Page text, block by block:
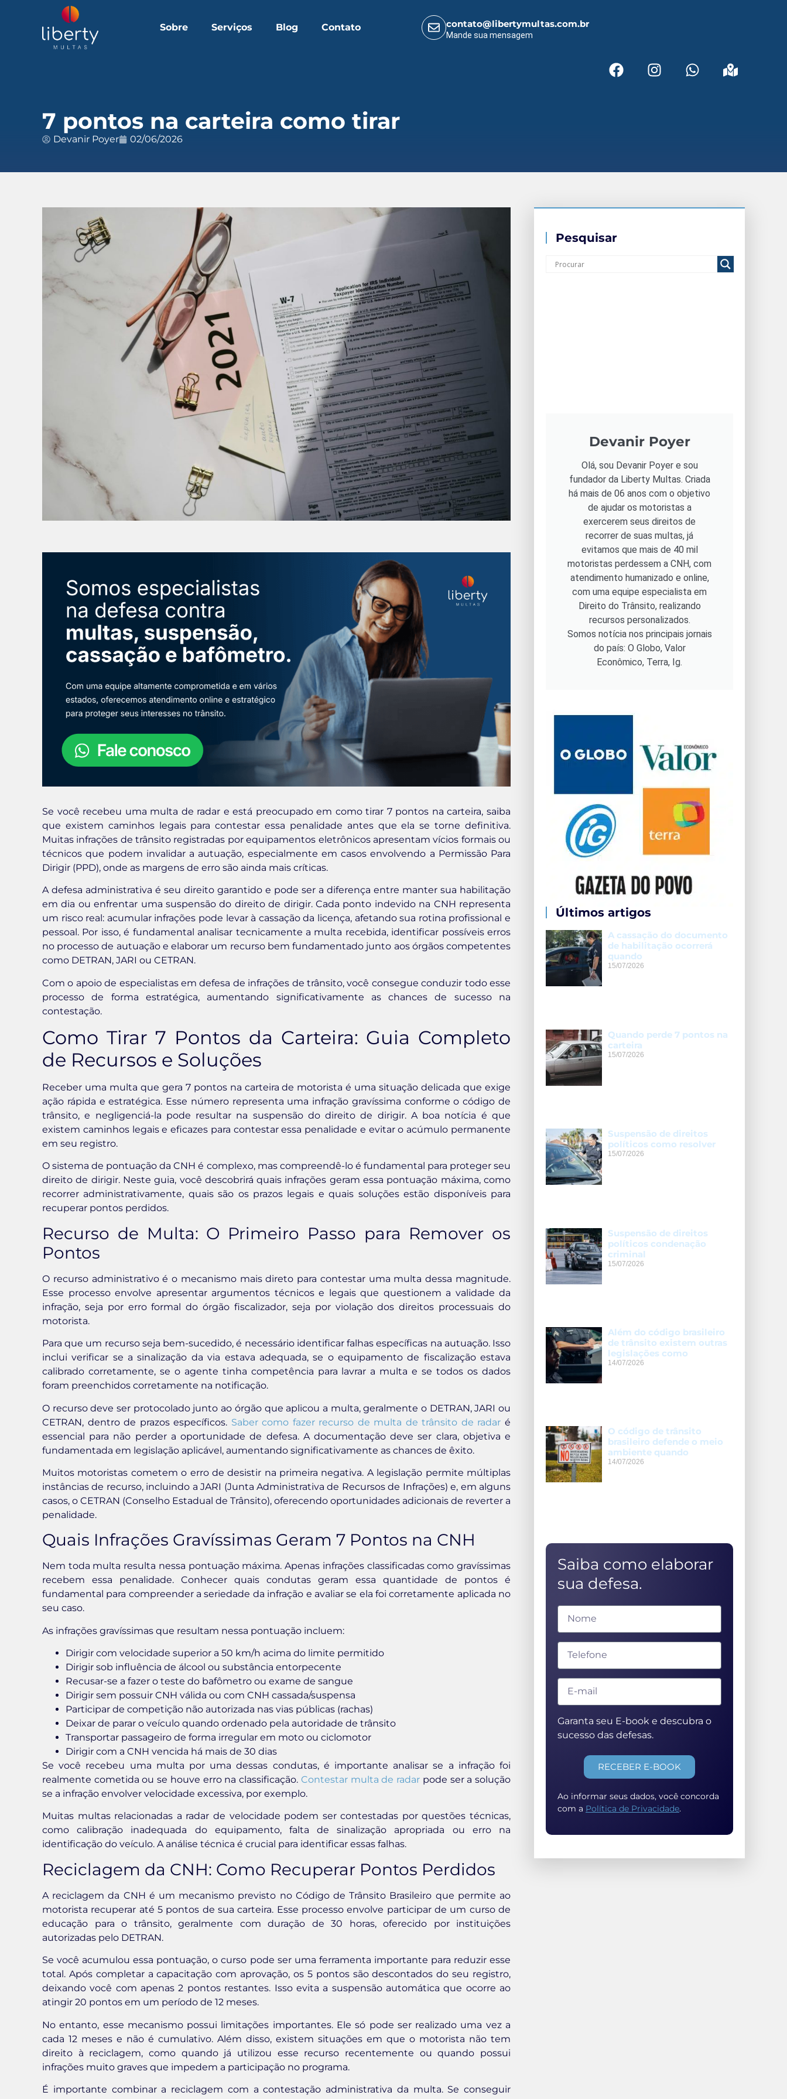
Sobre Serviços Blog Contato contato@libertymultas.com.br
Mande sua mensagem
7 pontos na carteira como tirar
Devanir Poyer 02/06/2026
Se você recebeu uma multa de radar e está preocupado em como tirar 7 pontos na carteira, saiba
que existem caminhos legais para contestar essa penalidade antes que ela se torne definitiva.
Muitas infrações de trânsito registradas por equipamentos eletrônicos apresentam vícios formais ou
técnicos que podem invalidar a autuação, especialmente em casos envolvendo a Permissão Para
Dirigir (PPD), onde as margens de erro são ainda mais críticas.
A defesa administrativa é seu direito garantido e pode ser a diferença entre manter sua habilitação
em dia ou enfrentar uma suspensão do direito de dirigir. Cada ponto indevido na CNH representa
um risco real: acumular infrações pode levar à cassação da licença, afetando sua rotina profissional e
pessoal. Por isso, é fundamental analisar tecnicamente a multa recebida, identificar possíveis erros
no processo de autuação e elaborar um recurso bem fundamentado junto aos órgãos competentes
como DETRAN, JARI ou CETRAN.
Com o apoio de especialistas em defesa de infrações de trânsito, você consegue conduzir todo esse
processo de forma estratégica, aumentando significativamente as chances de sucesso na
contestação.
Como Tirar 7 Pontos da Carteira: Guia Completo
de Recursos e Soluções
Receber uma multa que gera 7 pontos na carteira de motorista é uma situação delicada que exige
ação rápida e estratégica. Esse número representa uma infração gravíssima conforme o código de
trânsito, e negligenciá-la pode resultar na suspensão do direito de dirigir. A boa notícia é que
existem caminhos legais e eficazes para contestar essa penalidade e evitar o acúmulo permanente
em seu registro.
O sistema de pontuação da CNH é complexo, mas compreendê-lo é fundamental para proteger seu
direito de dirigir. Neste guia, você descobrirá quais infrações geram essa pontuação máxima, como
recorrer administrativamente, quais são os prazos legais e quais soluções estão disponíveis para
recuperar pontos perdidos.
Recurso de Multa: O Primeiro Passo para Remover os
Pontos
O recurso administrativo é o mecanismo mais direto para contestar uma multa dessa magnitude.
Esse processo envolve apresentar argumentos técnicos e legais que questionem a validade da
infração, seja por erro formal do órgão fiscalizador, seja por violação dos direitos processuais do
motorista.
Para que um recurso seja bem-sucedido, é necessário identificar falhas específicas na autuação. Isso
inclui verificar se a sinalização da via estava adequada, se o equipamento de fiscalização estava
calibrado corretamente, se o agente tinha competência para lavrar a multa e se todos os dados
foram preenchidos corretamente na notificação.
O recurso deve ser protocolado junto ao órgão que aplicou a multa, geralmente o DETRAN, JARI ou
CETRAN, dentro de prazos específicos. Saber como fazer recurso de multa de trânsito de radar é
essencial para não perder a oportunidade de defesa. A documentação deve ser clara, objetiva e
fundamentada em legislação aplicável, aumentando significativamente as chances de êxito.
Muitos motoristas cometem o erro de desistir na primeira negativa. A legislação permite múltiplas
instâncias de recurso, incluindo a JARI (Junta Administrativa de Recursos de Infrações) e, em alguns
casos, o CETRAN (Conselho Estadual de Trânsito), oferecendo oportunidades adicionais de reverter a
penalidade.
Quais Infrações Gravíssimas Geram 7 Pontos na CNH
Nem toda multa resulta nessa pontuação máxima. Apenas infrações classificadas como gravíssimas
recebem essa penalidade. Conhecer quais condutas geram essa quantidade de pontos é
fundamental para compreender a seriedade da infração e avaliar se ela foi corretamente aplicada no
seu caso.
As infrações gravíssimas que resultam nessa pontuação incluem:
Dirigir com velocidade superior a 50 km/h acima do limite permitido
Dirigir sob influência de álcool ou substância entorpecente
Recusar-se a fazer o teste do bafômetro ou exame de sangue
Dirigir sem possuir CNH válida ou com CNH cassada/suspensa
Participar de competição não autorizada nas vias públicas (rachas)
Deixar de parar o veículo quando ordenado pela autoridade de trânsito
Transportar passageiro de forma irregular em moto ou ciclomotor
Dirigir com a CNH vencida há mais de 30 dias
Se você recebeu uma multa por uma dessas condutas, é importante analisar se a infração foi
realmente cometida ou se houve erro na classificação. Contestar multa de radar pode ser a solução
se a infração envolver velocidade excessiva, por exemplo.
Muitas multas relacionadas a radar de velocidade podem ser contestadas por questões técnicas,
como calibração inadequada do equipamento, falta de sinalização apropriada ou erro na
identificação do veículo. A análise técnica é crucial para identificar essas falhas.
Reciclagem da CNH: Como Recuperar Pontos Perdidos
A reciclagem da CNH é um mecanismo previsto no Código de Trânsito Brasileiro que permite ao
motorista recuperar até 5 pontos de sua carteira. Esse processo envolve participar de um curso de
educação para o trânsito, geralmente com duração de 30 horas, oferecido por instituições
autorizadas pelo DETRAN.
Se você acumulou essa pontuação, o curso pode ser uma ferramenta importante para reduzir esse
total. Após completar a capacitação com aprovação, os 5 pontos são descontados do seu registro,
deixando você com apenas 2 pontos restantes. Isso evita a suspensão automática que ocorre ao
atingir 20 pontos em um período de 12 meses.
No entanto, esse mecanismo possui limitações importantes. Ele só pode ser realizado uma vez a
cada 12 meses e não é cumulativo. Além disso, existem situações em que o motorista não tem
direito à reciclagem, como quando já utilizou esse recurso recentemente ou quando possui
infrações muito graves que impedem a participação no programa.
É importante combinar a reciclagem com a contestação administrativa da multa. Se conseguir
Pesquisar
Devanir Poyer
Olá, sou Devanir Poyer e sou
fundador da Liberty Multas. Criada
há mais de 06 anos com o objetivo
de ajudar os motoristas a
exercerem seus direitos de
recorrer de suas multas, já
evitamos que mais de 40 mil
motoristas perdessem a CNH, com
atendimento humanizado e online,
com uma equipe especialista em
Direito do Trânsito, realizando
recursos personalizados.
Somos notícia nos principais jornais
do país: O Globo, Valor
Econômico, Terra, Ig.
Últimos artigos
A cassação do documento
de habilitação ocorrerá
quando
15/07/2026
Quando perde 7 pontos na
carteira
15/07/2026
Suspensão de direitos
políticos como resolver
15/07/2026
Suspensão de direitos
políticos condenação
criminal
15/07/2026
Além do código brasileiro
de trânsito existem outras
legislações como
14/07/2026
O código de trânsito
brasileiro defende o meio
ambiente quando
14/07/2026
Saiba como elaborar
sua defesa.
Garanta seu E-book e descubra o
sucesso das defesas.
RECEBER E-BOOK
Ao informar seus dados, você concorda
com a Política de Privacidade.